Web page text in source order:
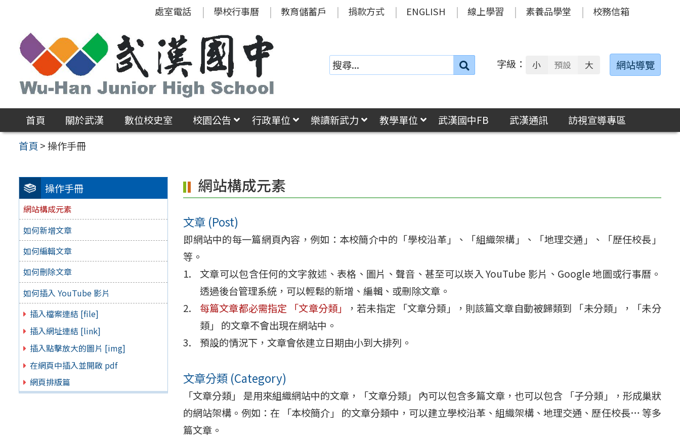
區
處室電話 學校行事曆 教育儲蓄戶 捐款方式 ENGLISH 線上學習 素養品學堂 校務信箱
搜
字級： 小 預設 大 網站導覽
首頁 關於武漢 數位校史室 校園公告 行政單位 樂讀新武力 教學單位 武漢國中FB 武漢通訊
訪視宣導專區
首頁 >操作手冊
操作手冊
網站構成元素
如何新增文章
如何編輯文章
如何刪除文章
如何插入 YouTube 影片
插入檔案連結 [file]
插入網址連結 [link]
插入點擊放大的圖片 [img]
在網頁中插入並開啟 pdf
網頁排版篇
網站構成元素
文章 (Post)
即網站中的每一篇網頁內容，例如：本校簡介中的「學校沿革」、「組織架構」、「地理交通」、「歷任校長」
等。
文章可以包含任何的文字敘述、表格、圖片、聲音、甚至可以崁入 YouTube 影片、Google 地圖或行事曆。
透過後台管理系統，可以輕鬆的新增、編輯、或刪除文章。
每篇文章都必需指定 「文章分類」
，若未指定 「文章分類」，則該篇文章自動被歸類到 「未分類」，「未分
類」 的文章不會出現在網站中。
預設的情況下，文章會依建立日期由小到大排列。
文章分類 (Category)
「文章分類」 是用來組織網站中的文章，「文章分類」 內可以包含多篇文章，也可以包含 「子分類」，形成巢狀
的網站架構。例如：在 「本校簡介」 的文章分類中，可以建立學校沿革、組織架構、地理交通、歷任校長… 等多
篇文章。